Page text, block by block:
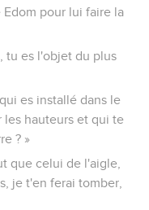
Edom pour lui faire la
tu es l'objet du plus
es installé dans le
les hauteurs et qui te
? »
que celui de l'aigle,
je t'en ferai tomber,